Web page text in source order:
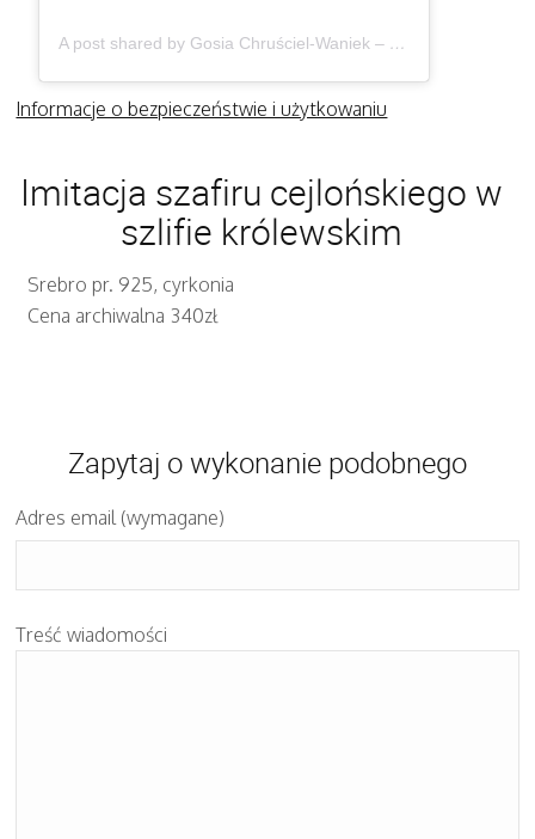
A post shared by Gosia Chruściel-Waniek – Biżuteria (@gosiawaniek)
Informacje o bezpieczeństwie i użytkowaniu
Imitacja szafiru cejlońskiego w
szlifie królewskim
Srebro pr. 925, cyrkonia
Cena archiwalna 340zł
Zapytaj o wykonanie podobnego
Adres email (wymagane)
Treść wiadomości